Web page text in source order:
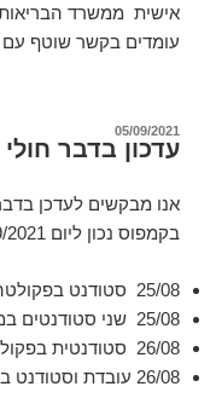
אישית ממשרד
עומדים בקשר שוטף עם
פורסם
ב
05/09/2021
עדכון בדבר
אנו מבקשים לעדכן
בקמפוס נכון ליום 05/09/2021:
25/08 סטודנט בפקולטה להנדסה כימית ע"ש וולפסון.
25/08 שני סטודנטים במעונות מזרח
26/08 סטודנטית בפקולטה למדע והנדסה של חומרים.
26/08 עובדת וסטודנט